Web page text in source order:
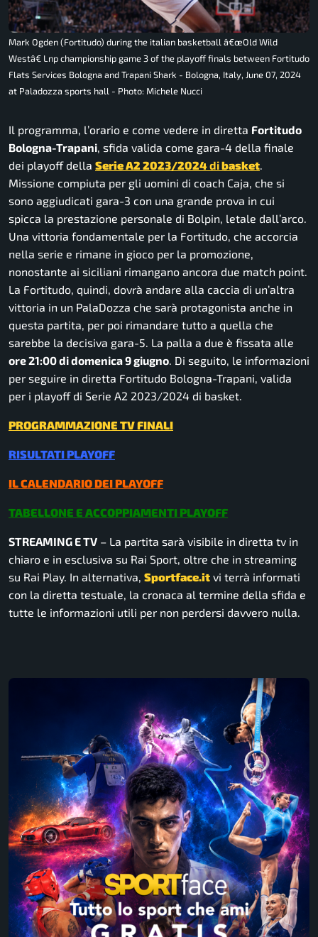
Mark Ogden (Fortitudo) during the italian basketball â€œOld Wild
Westâ€ Lnp championship game 3 of the playoff finals between Fortitudo
Flats Services Bologna and Trapani Shark - Bologna, Italy, June 07, 2024
at Paladozza sports hall - Photo: Michele Nucci
Il programma, l’orario e come vedere in diretta Fortitudo
Bologna-Trapani, sfida valida come gara-4 della finale
dei playoff della Serie A2 2023/2024dibasket.
Missione compiuta per gli uomini di coach Caja, che si
sono aggiudicati gara-3 con una grande prova in cui
spicca la prestazione personale di Bolpin, letale dall’arco.
Una vittoria fondamentale per la Fortitudo, che accorcia
nella serie e rimane in gioco per la promozione,
nonostante ai siciliani rimangano ancora due match point.
La Fortitudo, quindi, dovrà andare alla caccia di un’altra
vittoria in un PalaDozza che sarà protagonista anche in
questa partita, per poi rimandare tutto a quella che
sarebbe la decisiva gara-5. La palla a due è fissata alle
ore 21:00 di domenica 9 giugno. Di seguito, le informazioni
per seguire in diretta Fortitudo Bologna-Trapani, valida
per i playoff di Serie A2 2023/2024 di basket.
PROGRAMMAZIONE TV FINALI
RISULTATI PLAYOFF
IL CALENDARIO DEI PLAYOFF
TABELLONE E ACCOPPIAMENTI PLAYOFF
STREAMING E TV – La partita sarà visibile in diretta tv in
chiaro e in esclusiva su Rai Sport, oltre che in streaming
su Rai Play. In alternativa, Sportface.it vi terrà informati
con la diretta testuale, la cronaca al termine della sfida e
tutte le informazioni utili per non perdersi davvero nulla.